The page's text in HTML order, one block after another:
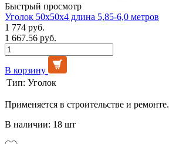
Быстрый просмотр
Уголок 50х50х4 длина 5,85-6,0 метров
1 774 руб.
1 667.56 руб.
В корзину
Тип: Уголок
Применяется в строительстве и ремонте.
В наличии: 18 шт